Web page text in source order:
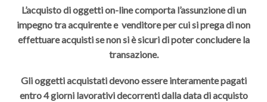
L’acquisto di oggetti on-line comporta l’assunzione di un
impegno tra acquirente e venditore per cui si prega di non
effettuare acquisti se non si è sicuri di poter concludere la
transazione.
Gli oggetti acquistati devono essere interamente pagati
entro 4 giorni lavorativi decorrenti dalla data di acquisto